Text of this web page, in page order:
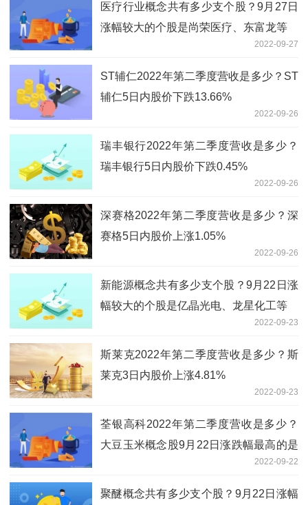
医疗行业概念共有多少支个股？9月27日
涨幅较大的个股是尚荣医疗、东富龙等
2022-09-27
ST辅仁2022年第二季度营收是多少？ST
辅仁5日内股价下跌13.66%
2022-09-26
瑞丰银行2022年第二季度营收是多少？
瑞丰银行5日内股价下跌0.45%
2022-09-26
深赛格2022年第二季度营收是多少？深
赛格5日内股价上涨1.05%
2022-09-26
新能源概念共有多少支个股？9月22日涨
幅较大的个股是亿晶光电、龙星化工等
2022-09-23
斯莱克2022年第二季度营收是多少？斯
莱克3日内股价上涨4.81%
2022-09-23
荃银高科2022年第二季度营收是多少？
大豆玉米概念股9月22日涨跌幅最高的是
2022-09-22
聚醚概念共有多少支个股？9月22日涨幅